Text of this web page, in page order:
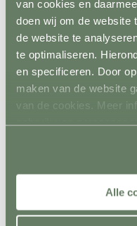
van cookies en
doen wij om de website
de website te
te optimaliseren.
en specificeren. Door
maken van de website
van de cookies. Meer
gebruik van
Alle
Aquatrainers
Vibrafloor
Lichttherapie
Hooistomers
Stop kicking
Hindernissen
Terug
Terug
Balken
Cavalettis
Sloten
Hindernis